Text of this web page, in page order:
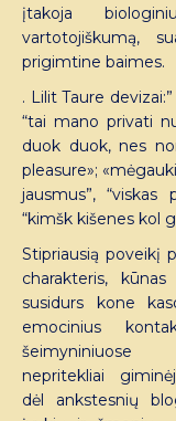
įtakoja
vartotojiškumą,
prigimtine baimes.
. Lilit Taure
“tai mano privati
duok duok, nes
pleasure»;
jausmus”,
“kimšk kišenes kol
Stipriausią poveikį
charakteris,
susidurs kone
emocinius
nepritekliai
dėl ankstesnių